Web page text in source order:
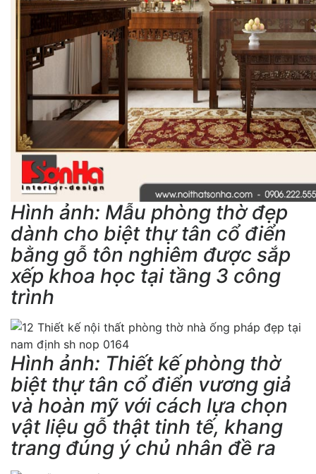
Hình ảnh: Mẫu phòng thờ đẹp
dành cho biệt thự tân cổ điển
bằng gỗ tôn nghiêm được sắp
xếp khoa học tại tầng 3 công
trình
Hình ảnh: Thiết kế phòng thờ
biệt thự tân cổ điển vương giả
và hoàn mỹ với cách lựa chọn
vật liệu gỗ thật tinh tế, khang
trang đúng ý chủ nhân đề ra